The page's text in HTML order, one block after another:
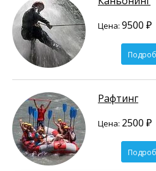
Цена: 9500 ₽
Рафтинг
Цена: 2500 ₽